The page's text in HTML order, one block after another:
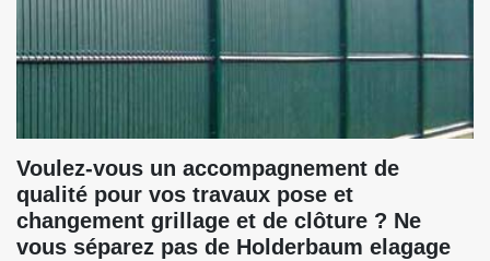
Voulez-vous un accompagnement de
qualité pour vos travaux pose et
changement grillage et de clôture ? Ne
vous séparez pas de Holderbaum elagage